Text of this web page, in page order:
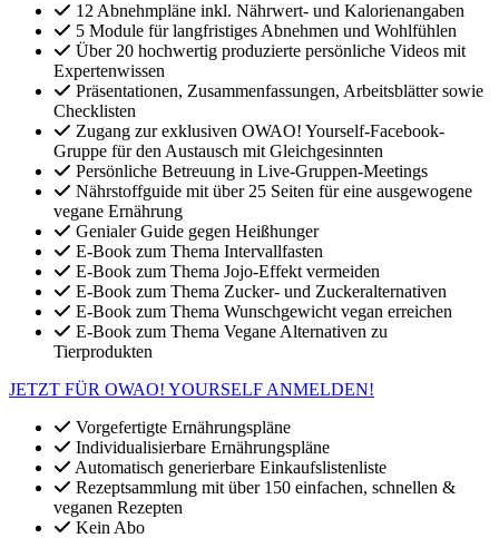
12 Abnehmpläne inkl. Nährwert- und Kalorienangaben
5 Module für langfristiges Abnehmen und Wohlfühlen
Über 20 hochwertig produzierte persönliche Videos mit
Expertenwissen
Präsentationen, Zusammenfassungen, Arbeitsblätter sowie
Checklisten
Zugang zur exklusiven OWAO! Yourself-Facebook-
Gruppe für den Austausch mit Gleichgesinnten
Persönliche Betreuung in Live-Gruppen-Meetings
Nährstoffguide mit über 25 Seiten für eine ausgewogene
vegane Ernährung
Genialer Guide gegen Heißhunger
E-Book zum Thema Intervallfasten
E-Book zum Thema Jojo-Effekt vermeiden
E-Book zum Thema Zucker- und Zuckeralternativen
E-Book zum Thema Wunschgewicht vegan erreichen
E-Book zum Thema Vegane Alternativen zu
Tierprodukten
JETZT FÜR OWAO! YOURSELF ANMELDEN!
Vorgefertigte Ernährungspläne
Individualisierbare Ernährungspläne
Automatisch generierbare Einkaufslistenliste
Rezeptsammlung mit über 150 einfachen, schnellen &
veganen Rezepten
Kein Abo